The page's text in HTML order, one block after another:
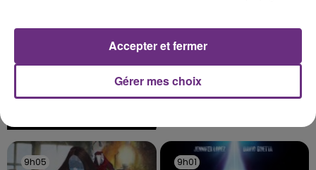
LE MAGASIN JOUÉCLUB DE REIMS FERME
C'était l'une des institutions du centre-ville
rémois. Le magasin JouéClub est contraint de
9h05
9h05 9h01
9h01
Gérer mes choix
Accepter et fermer